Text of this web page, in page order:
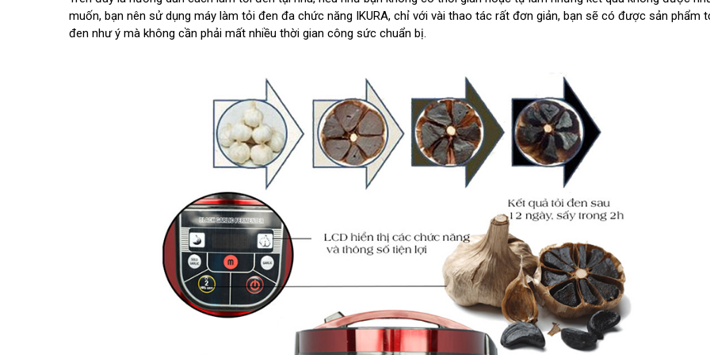
muốn, bạn nên sử dụng máy làm tỏi đen đa chức năng IKURA, chỉ với vài thao tác rất đơn giản, bạn sẽ có được sản phẩm
đen như ý mà không cần phải mất nhiều thời gian công sức chuẩn bị.